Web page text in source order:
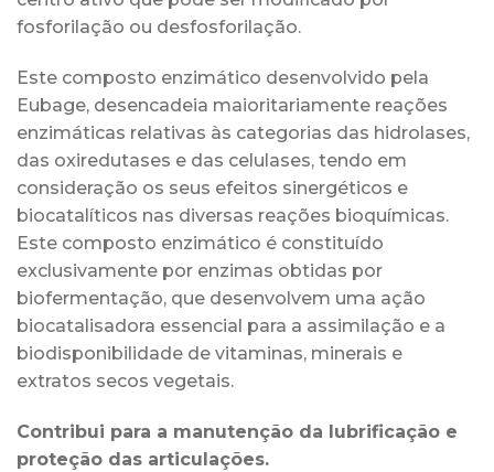
fosforilação ou desfosforilação.
Este composto enzimático desenvolvido pela
Eubage, desencadeia maioritariamente reações
enzimáticas relativas às categorias das hidrolases,
das oxiredutases e das celulases, tendo em
consideração os seus efeitos sinergéticos e
biocatalíticos nas diversas reações bioquímicas.
Este composto enzimático é constituído
exclusivamente por enzimas obtidas por
biofermentação, que desenvolvem uma ação
biocatalisadora essencial para a assimilação e a
biodisponibilidade de vitaminas, minerais e
extratos secos vegetais.
Contribui para a manutenção da lubrificação e
proteção das articulações.